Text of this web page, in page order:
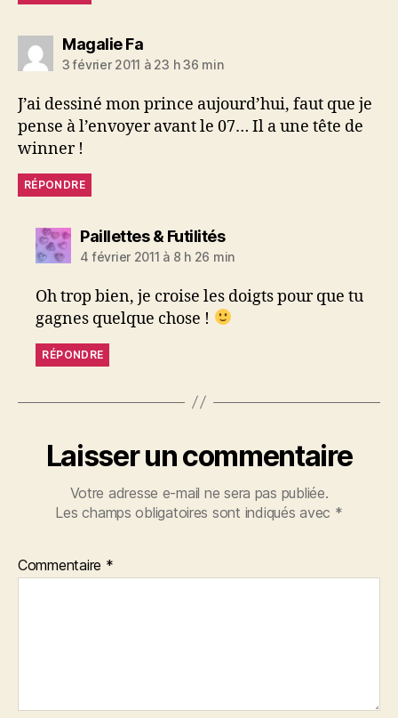
Magalie Fadit :
3 février 2011 à 23 h 36 min
J’ai dessiné mon prince aujourd’hui, faut que je
pense à l’envoyer avant le 07… Il a une tête de
winner !
RÉPONDRE
Paillettes & Futilitésdit :
4 février 2011 à 8 h 26 min
Oh trop bien, je croise les doigts pour que tu
gagnes quelque chose !
RÉPONDRE
Laisser un commentaire
Votre adresse e-mail ne sera pas publiée.
Les champs obligatoires sont indiqués avec *
Commentaire *